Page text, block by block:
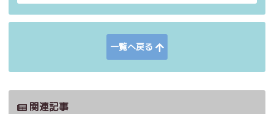
一覧へ戻る
関連記事